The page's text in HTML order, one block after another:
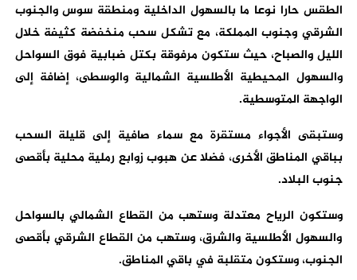
الطقس حارا نوعا ما بالسهول الداخلية ومنطقة سوس والجنوب
الشرقي وجنوب المملكة، مع تشكل سحب منخفضة كثيفة خلال
الليل والصباح، حيث ستكون مرفوقة بكتل ضبابية فوق السواحل
والسهول المحيطية الأطلسية الشمالية والوسطى، إضافة إلى
الواجهة المتوسطية.
وستبقى الأجواء مستقرة مع سماء صافية إلى قليلة السحب
بباقي المناطق الأخرى، فضلا عن هبوب زوابع رملية محلية بأقصى
جنوب البلاد.
وستكون الرياح معتدلة وستهب من القطاع الشمالي بالسواحل
والسهول الأطلسية والشرق، وستهب من القطاع الشرقي بأقصى
الجنوب، وستكون متقلبة في باقي المناطق.